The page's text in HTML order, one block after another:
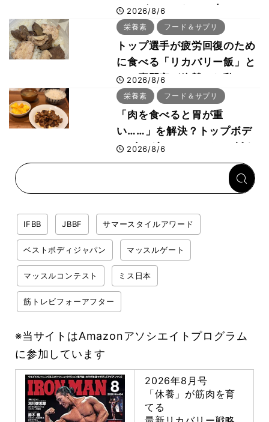
ス」が口コミだけで大ヒット
した納得の理由 木澤大祐が
解説
2026/8/6
栄養素 フード＆サプリ
トップ選手が疲労回復のため
に食べる「リカバリー飯」と
は？専門家が絶賛した鶏レバ
ー活用法
2026/8/6
栄養素 フード＆サプリ
「肉を食べると胃が重
い……」を解決？トップボデ
ィビルダーのリカバリー飯を
専門家がロジカル解説
2026/8/6
IFBB JBBF サマースタイルアワード
ベストボディジャパン マッスルゲート
マッスルコンテスト ミス日本
筋トレビフォーアフター
※当サイトはAmazonアソシエイトプログラム
に参加しています
2026年8月号
「休養」が筋肉を育
てる